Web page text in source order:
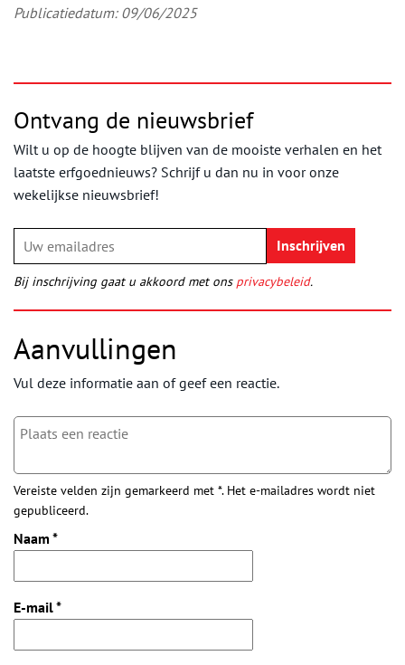
Publicatiedatum: 09/06/2025
Ontvang de nieuwsbrief
Wilt u op de hoogte blijven van de mooiste verhalen en het
laatste erfgoednieuws? Schrijf u dan nu in voor onze
wekelijkse nieuwsbrief!
Bij inschrijving gaat u akkoord met ons privacybeleid.
Aanvullingen
Vul deze informatie aan of geef een reactie.
Vereiste velden zijn gemarkeerd met *. Het e-mailadres wordt niet
gepubliceerd.
Naam *
E-mail*